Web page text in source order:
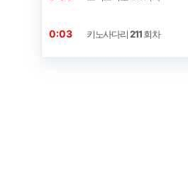
0:02 키노사다리211회차